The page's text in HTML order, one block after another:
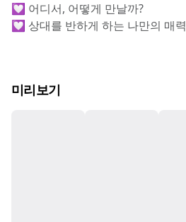
💟 어디서, 어떻게 만날까?
💟 상대를 반하게 하는 나만의 매력
미리보기